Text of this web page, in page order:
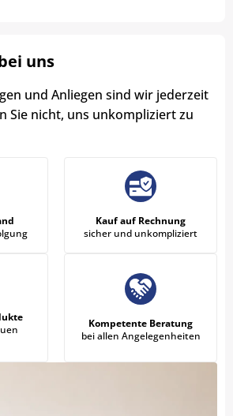
uns
und Anliegen sind wir jederzeit
Sie nicht, uns unkompliziert zu
Kauf auf Rechnung
sicher und unkompliziert
Kompetente Beratung
bei allen Angelegenheiten